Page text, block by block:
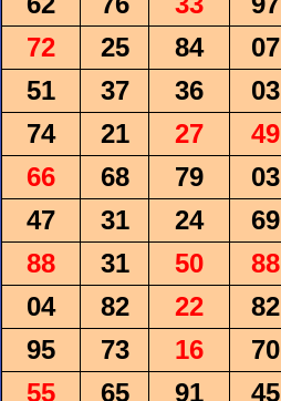
72
25 84 07
51
37 36 03
74
21 27 49
66
68 79 03
47
31 24 69
88
31 50 88
04
82 22 82
95
73 16 70
55
65 91 45